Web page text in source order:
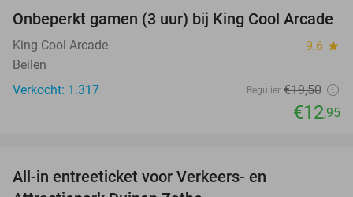
34%
Onbeperkt gamen (3 uur) bij King Cool Arcade
King Cool Arcade 9.6 star
Beilen
Verkocht: 1.317
Regulier €19,50
€12,95
All-in entreeticket voor Verkeers- en